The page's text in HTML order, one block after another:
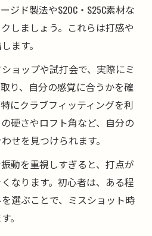
ジド製法やS20C・S25C素材な
しましょう。これらは打感や
ます。
ョップや試打会で、実際にミ
り、自分の感覚に合うかを確
にクラブフィッティングを利
硬さやロフト角など、自分の
せを見つけられます。
動を重視しすぎると、打点が
なります。初心者は、ある程
選ぶことで、ミスショット時
。